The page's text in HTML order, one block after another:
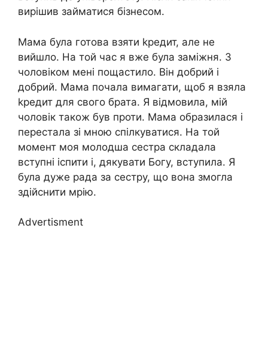
вирішив займатися бізнесом.
Мама була готова взяти kредит, але не
вийшло. На той час я вже була заміжня. З
чоловіком мені пощастило. Він добрий і
добрий. Мама почала вимагати, щоб я взяла
kредит для свого брата. Я відмовила, мій
чоловік також був проти. Мама образилася і
перестала зі мною спілкуватися. На той
момент моя молодша сестра складала
вступні іспити і, дякувати Богу, вступила. Я
була дуже рада за сестру, що вона змогла
здійснити мрію.
Advertisment